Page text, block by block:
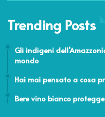
Trending Posts
Gli indigeni
mondo
Hai mai pensato a cosa
Bere vino bianco